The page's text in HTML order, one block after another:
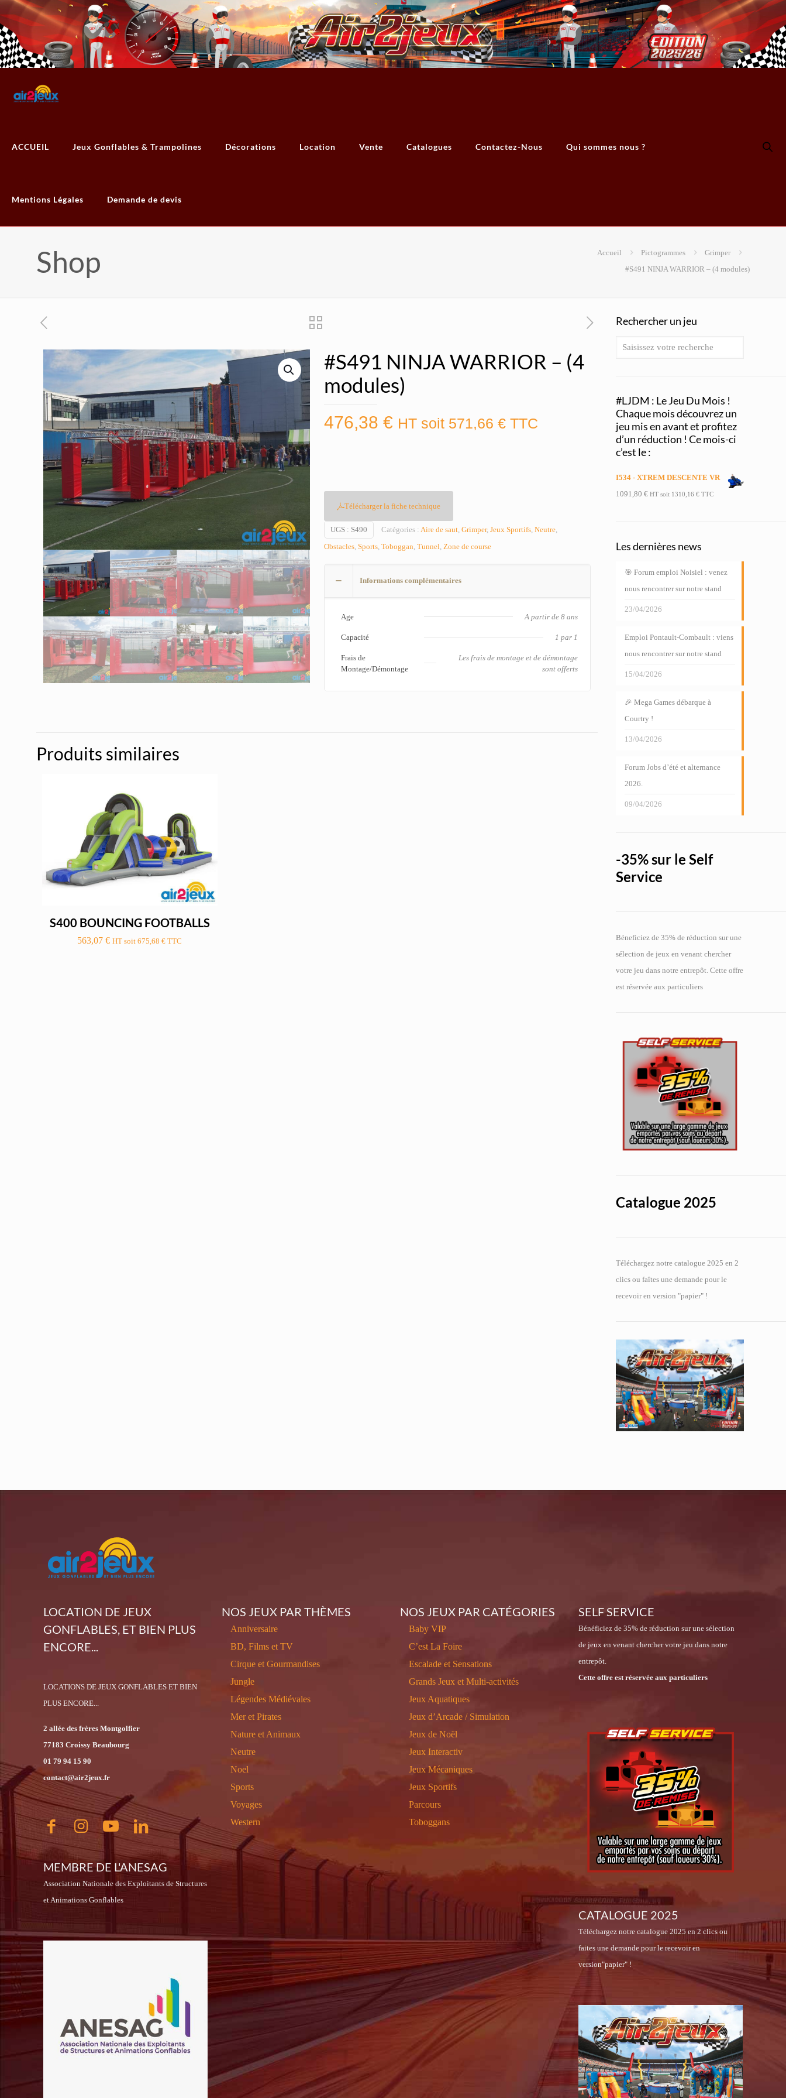
ACCUEIL Jeux Gonflables & Trampolines Décorations Location Vente Catalogues Contactez-Nous Qui sommes nous ?
Mentions Légales Demande de devis
Shop Accueil Pictogrammes
Grimper
#S491 NINJA WARRIOR – (4 modules)
#S491 NINJA WARRIOR – (4
modules)
476,38 € HT soit 571,66 €TTC
Télécharger la fiche technique
UGS : S490 Catégories : Aire de saut, Grimper, Jeux Sportifs, Neutre,
Obstacles, Sports, Toboggan, Tunnel, Zone de course
Informations complémentaires
Age A partir de 8 ans
Capacité 1 par 1
Frais de
Montage/Démontage
Les frais de montage et de démontage
sont offerts
Produits similaires
S400 BOUNCING FOOTBALLS
563,07€ HT soit675,68€ TTC
Rechercher un jeu
#LJDM : Le Jeu Du Mois !
Chaque mois découvrez un
jeu mis en avant et profitez
d’un réduction ! Ce mois-ci
c’est le :
I534 - XTREM DESCENTE VR
1091,80 € HT soit 1310,16 €TTC
Les dernières news
🎯 Forum emploi Noisiel : venez
nous rencontrer sur notre stand
23/04/2026
Emploi Pontault-Combault : viens
nous rencontrer sur notre stand
15/04/2026
🎉 Mega Games débarque à
Courtry !
13/04/2026
Forum Jobs d’été et alternance
2026.
09/04/2026
-35% sur le Self
Service
Béneficiez de 35% de réduction sur une
sélection de jeux en venant chercher
votre jeu dans notre entrepôt. Cette offre
est réservée aux particuliers
Catalogue 2025
Téléchargez notre catalogue 2025 en 2
clics ou faîtes une demande pour le
recevoir en version "papier" !
LOCATION DE JEUX
GONFLABLES, ET BIEN PLUS
ENCORE...
LOCATIONS DE JEUX GONFLABLES ET BIEN
PLUS ENCORE...
2 allée des frères Montgolfier
77183 Croissy Beaubourg
01 79 94 15 90
contact@air2jeux.fr
MEMBRE DE L'ANESAG
Association Nationale des Exploitants de Structures
et Animations Gonflables
NOS JEUX PAR THÈMES
Anniversaire
BD, Films et TV
Cirque et Gourmandises
Jungle
Légendes Médiévales
Mer et Pirates
Nature et Animaux
Neutre
Noel
Sports
Voyages
Western
NOS JEUX PAR CATÉGORIES
Baby VIP
C’est La Foire
Escalade et Sensations
Grands Jeux et Multi-activités
Jeux Aquatiques
Jeux d’Arcade / Simulation
Jeux de Noël
Jeux Interactiv
Jeux Mécaniques
Jeux Sportifs
Parcours
Toboggans
SELF SERVICE
Bénéficiez de 35% de réduction sur une sélection
de jeux en venant chercher votre jeu dans notre
entrepôt.
Cette offre est réservée aux particuliers
CATALOGUE 2025
Téléchargez notre catalogue 2025 en 2 clics ou
faites une demande pour le recevoir en
version"papier" !